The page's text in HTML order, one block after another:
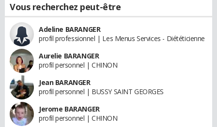
Vous recherchez peut-être
Adeline BARANGER
profil professionnel | Les Menus Services - Diététicienne
Aurelie BARANGER
profil personnel | CHINON
Jean BARANGER
profil personnel | BUSSY SAINT GEORGES
Jerome BARANGER
profil personnel | CHINON